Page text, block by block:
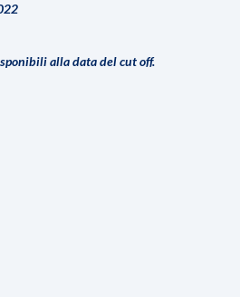
alla data del cut off.